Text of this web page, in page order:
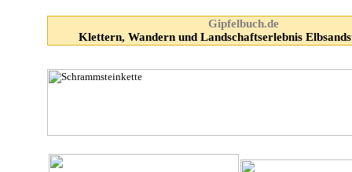
Gipfelbuch.de
Klettern, Wandern und Landschaftserlebnis